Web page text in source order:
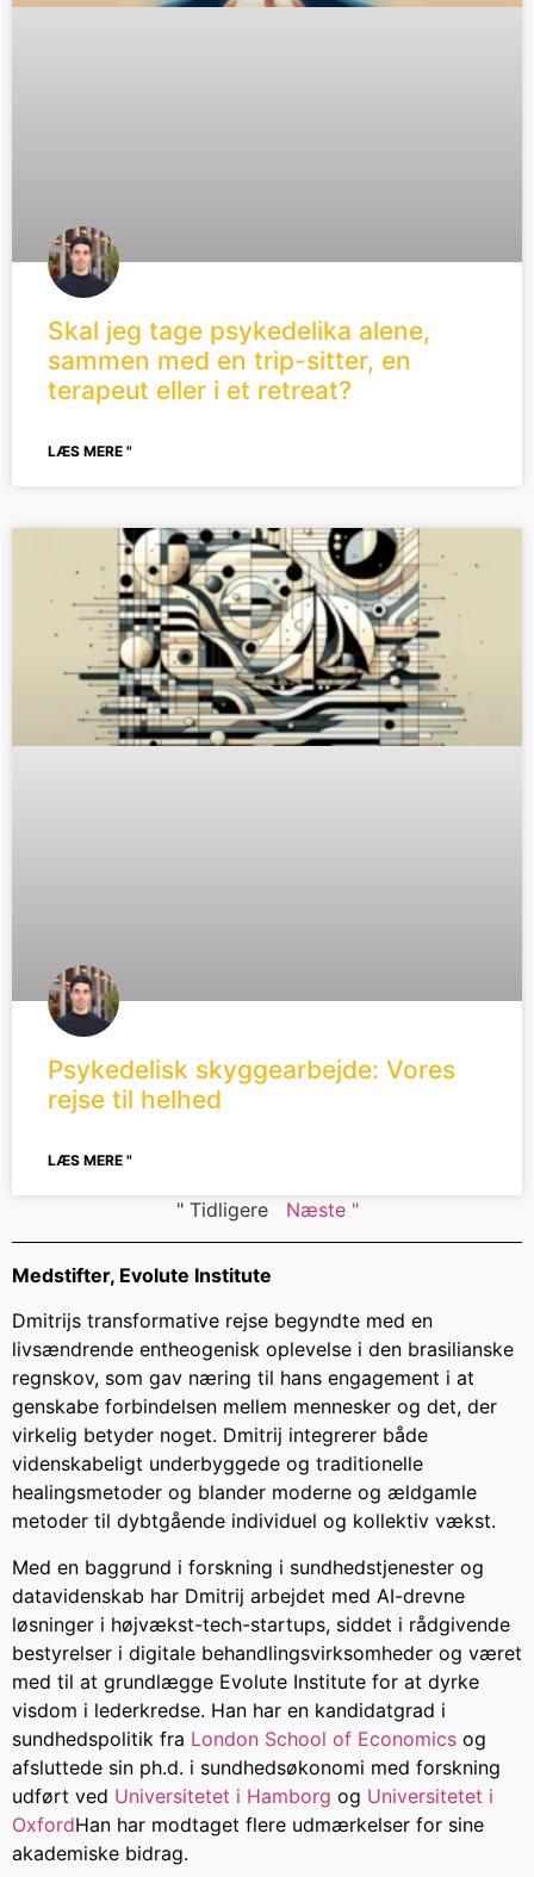
Skal jeg tage psykedelika alene,
sammen med en trip-sitter, en
terapeut eller i et retreat?
LÆS MERE "
Psykedelisk skyggearbejde: Vores
rejse til helhed
LÆS MERE "
" Tidligere Næste "
Medstifter, Evolute Institute
Dmitrijs transformative rejse begyndte med en
livsændrende entheogenisk oplevelse i den brasilianske
regnskov, som gav næring til hans engagement i at
genskabe forbindelsen mellem mennesker og det, der
virkelig betyder noget. Dmitrij integrerer både
videnskabeligt underbyggede og traditionelle
healingsmetoder og blander moderne og ældgamle
metoder til dybtgående individuel og kollektiv vækst.
Med en baggrund i forskning i sundhedstjenester og
datavidenskab har Dmitrij arbejdet med AI-drevne
løsninger i højvækst-tech-startups, siddet i rådgivende
bestyrelser i digitale behandlingsvirksomheder og været
med til at grundlægge Evolute Institute for at dyrke
visdom i lederkredse. Han har en kandidatgrad i
sundhedspolitik fra London School of Economics og
afsluttede sin ph.d. i sundhedsøkonomi med forskning
udført ved Universitetet i Hamborg og Universitetet i
OxfordHan har modtaget flere udmærkelser for sine
akademiske bidrag.